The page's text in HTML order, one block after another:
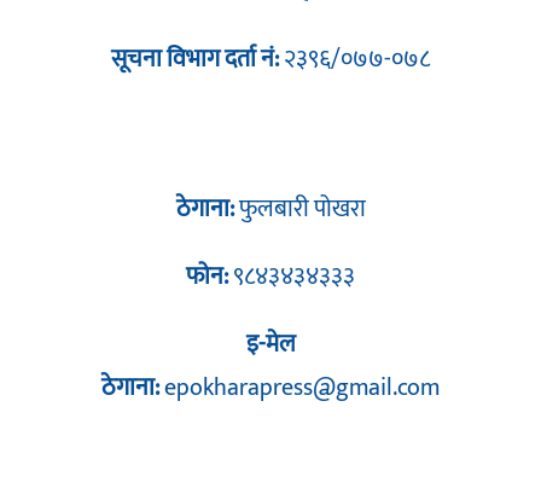
सूचना विभाग दर्ता नं:२३९६/०७७-०७८
ठेगाना:फुलबारी पोखरा
फोन:९८४३४३४३३३
इ-मेल
ठेगाना:epokharapress@gmail.com